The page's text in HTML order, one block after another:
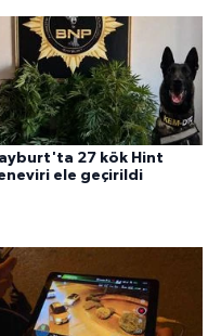
27 kök Hint
ele geçirildi